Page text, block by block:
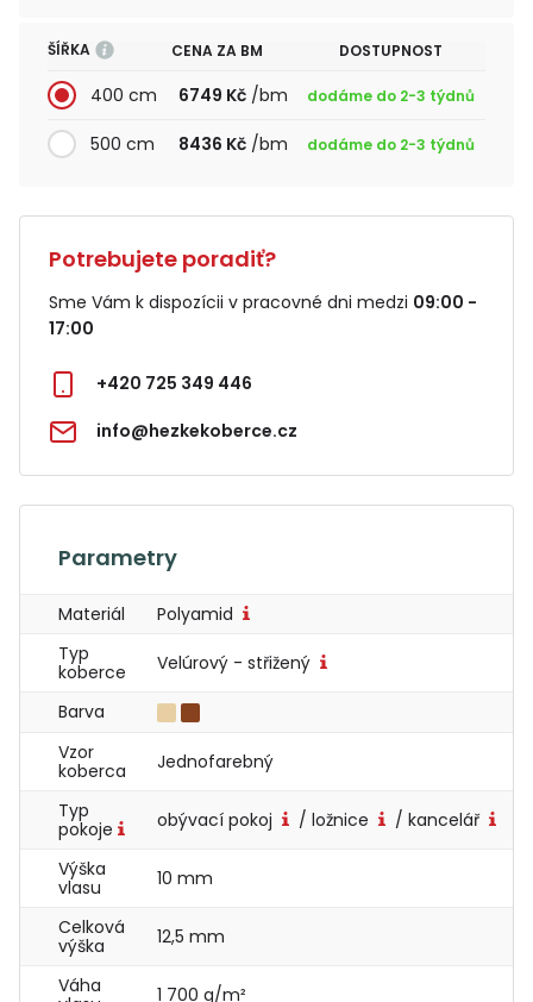
ŠÍŘKA CENA ZA BM DOSTUPNOST
400 cm 6749 Kč /bm dodáme do 2-3 týdnů
500 cm 8436 Kč /bm dodáme do 2-3 týdnů
Potrebujete poradiť?
Sme Vám k dispozícii v pracovné dni medzi 09:00 -
17:00
+420 725 349 446
info@hezkekoberce.cz
Parametry
Materiál
Polyamid
Typ
koberce
Velúrový - střižený
Barva
Vzor
koberca
Jednofarebný
Typ
pokoje
obývací pokoj / ložnice / kancelář
Výška
vlasu
10 mm
Celková
výška
12,5 mm
Váha
1 700 g/m²